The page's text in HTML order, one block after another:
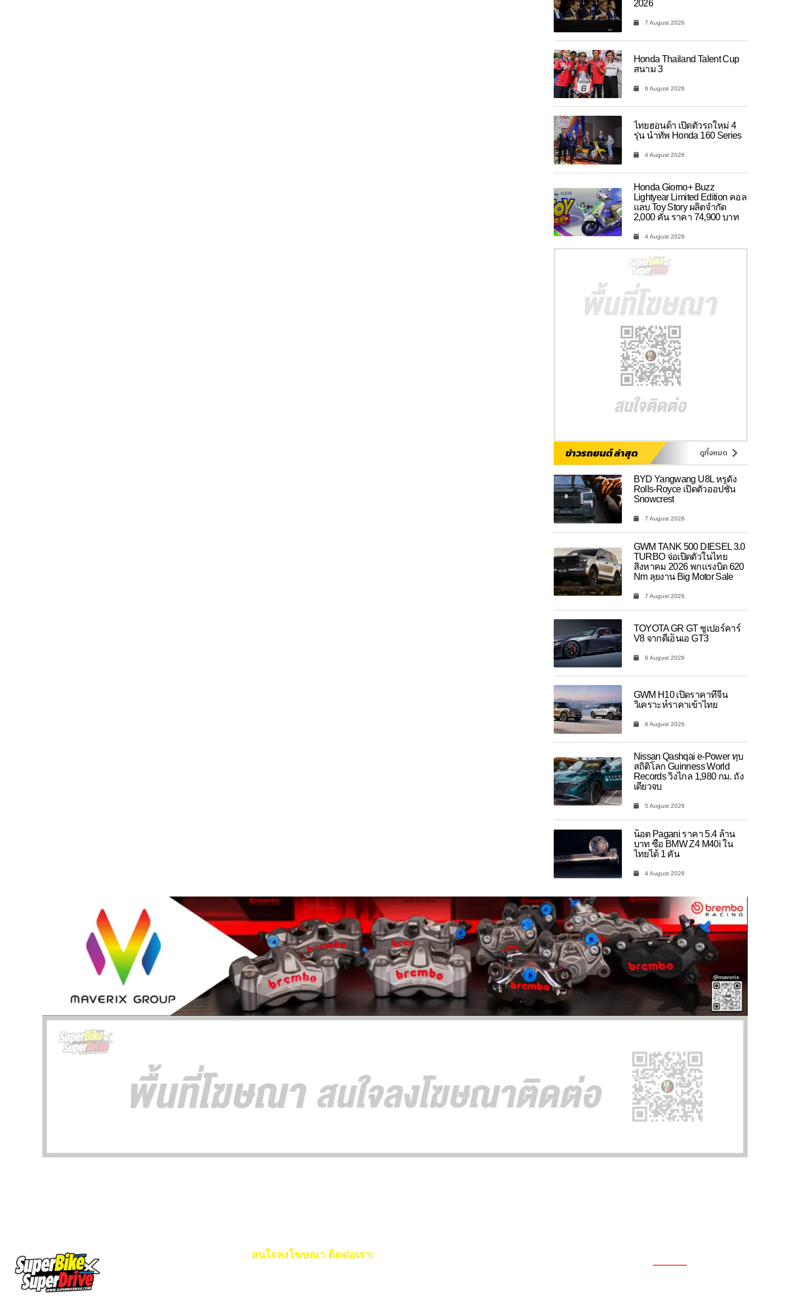
2026
7 August 2026
Honda Thailand Talent Cup
สนาม 3
6 August 2026
ไทยฮอนด้า เปิดตัวรถใหม่ 4
รุ่น นำทัพ Honda 160 Series
4 August 2026
Honda Giorno+ Buzz
Lightyear Limited Edition คอล
แลบ Toy Story ผลิตจำกัด
2,000 คัน ราคา 74,900 บาท
4 August 2026
ข่าวรถยนต์ ล่าสุด ดูทั้งหมด
BYD Yangwang U8L หรูดั่ง
Rolls-Royce เปิดตัวออปชัน
Snowcrest
7 August 2026
GWM TANK 500 DIESEL 3.0
TURBO จ่อเปิดตัวในไทย
สิงหาคม 2026 พกแรงบิด 620
Nm ลุยงาน Big Motor Sale
7 August 2026
TOYOTA GR GT ซูเปอร์คาร์
V8 จากดีเอ็นเอ GT3
6 August 2026
GWM H10 เปิดราคาที่จีน
วิเคราะห์ราคาเข้าไทย
6 August 2026
Nissan Qashqai e-Power ทุบ
สถิติโลก Guinness World
Records วิ่งไกล 1,980 กม. ถัง
เดียวจบ
5 August 2026
น็อต Pagani ราคา 5.4 ล้าน
บาท ซื้อ BMW Z4 M40i ใน
ไทยได้ 1 คัน
4 August 2026
สนใจลงโฆษณา ติดต่อเรา: